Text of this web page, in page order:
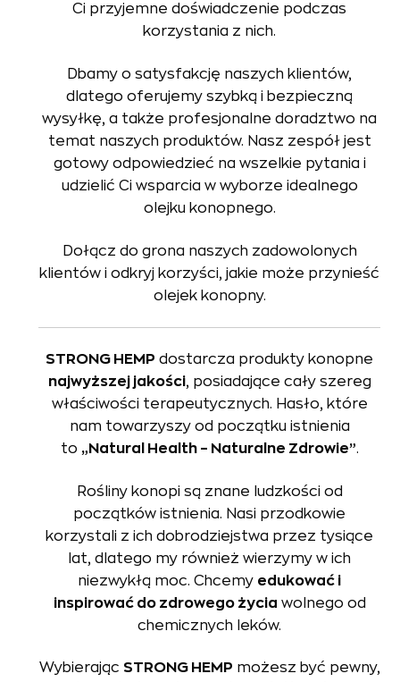
Ci przyjemne doświadczenie podczas
korzystania z nich.
Dbamy o satysfakcję naszych klientów,
dlatego oferujemy szybką i bezpieczną
wysyłkę, a także profesjonalne doradztwo na
temat naszych produktów. Nasz zespół jest
gotowy odpowiedzieć na wszelkie pytania i
udzielić Ci wsparcia w wyborze idealnego
olejku konopnego.
Dołącz do grona naszych zadowolonych
klientów i odkryj korzyści, jakie może przynieść
olejek konopny.
STRONG HEMP dostarcza produkty konopne
najwyższej jakości, posiadające cały szereg
właściwości terapeutycznych. Hasło, które
nam towarzyszy od początku istnienia
to „Natural Health – Naturalne Zdrowie”.
Rośliny konopi są znane ludzkości od
początków istnienia. Nasi przodkowie
korzystali z ich dobrodziejstwa przez tysiące
lat, dlatego my również wierzymy w ich
niezwykłą moc. Chcemy edukować i
inspirować do zdrowego życia wolnego od
chemicznych leków.
Wybierając STRONG HEMP możesz być pewny,